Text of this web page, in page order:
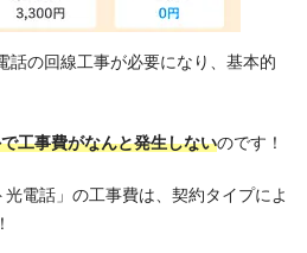
話の回線工事が必要になり、基本的
工事費がなんと発生しないのです！
電話」の工事費は、契約タイプによ